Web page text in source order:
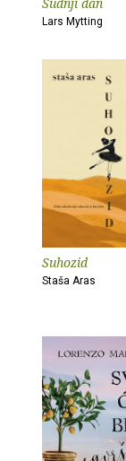
Lars Mytting
Suhozid
Staša Aras